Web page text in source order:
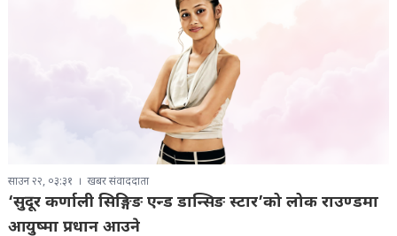
साउन २२, ०३:३१ खबर संवाददाता
‘सुदूर कर्णाली सिङ्गिङ एन्ड डान्सिङ स्टार’को लोक राउण्डमा
आयुष्मा प्रधान आउने